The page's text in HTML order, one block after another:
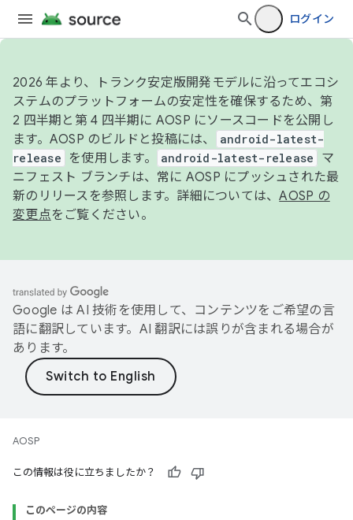
ログイン
2026 年より、トランク安定版開発モデルに沿ってエコシ
ステムのプラットフォームの安定性を確保するため、第
2 四半期と第 4 四半期に AOSP にソースコードを公開し
ます。AOSP のビルドと投稿には、
android-latest-
release
を使用します。 android-latest-release
マ
ニフェスト ブランチは、常に AOSP にプッシュされた最
新のリリースを参照します。詳細については、AOSP の
変更点をご覧ください。
Google は AI 技術を使用して、コンテンツをご希望の言
語に翻訳しています。AI 翻訳には誤りが含まれる場合が
あります。
AOSP
この情報は役に立ちましたか？
このページの内容